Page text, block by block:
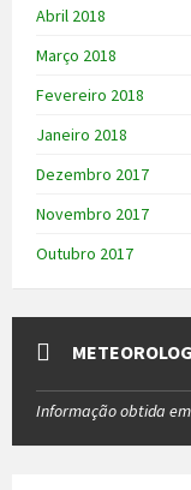
Abril 2018
Março 2018
Fevereiro 2018
Janeiro 2018
Dezembro 2017
Novembro 2017
Outubro 2017
Informação obtida